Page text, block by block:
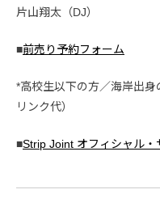
片山翔太（DJ）
■前売り予約フォーム
*高校生以下の方／海岸出
リンク代）
■Strip Joint オフィシャル・